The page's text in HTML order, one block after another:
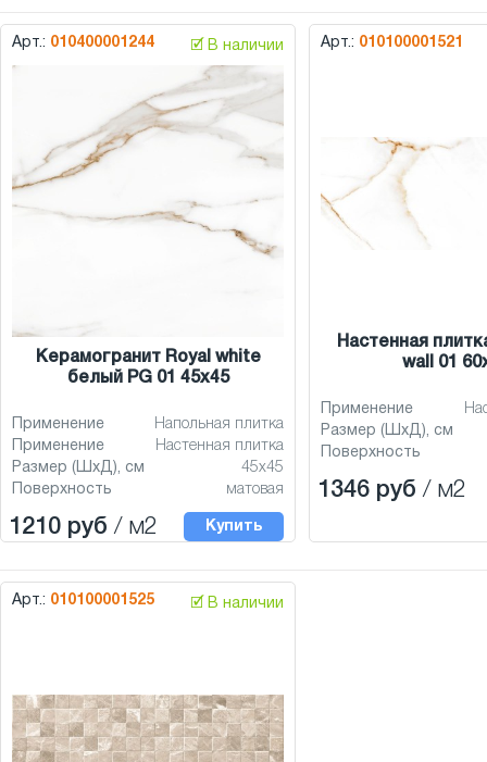
Арт.: 010400001244 🗹 В наличии
Керамогранит Royal white
белый PG 01 45x45
Применение
Напольная плитка
Применение
Настенная плитка
Размер (ШхД), см
45x45
Поверхность
матовая
1210 руб / м2 Купить
Арт.: 010100001521
Настенная
wall 01
Применение
Размер (ШхД), см
Поверхность
1346 руб / м2
Арт.: 010100001525 🗹 В наличии